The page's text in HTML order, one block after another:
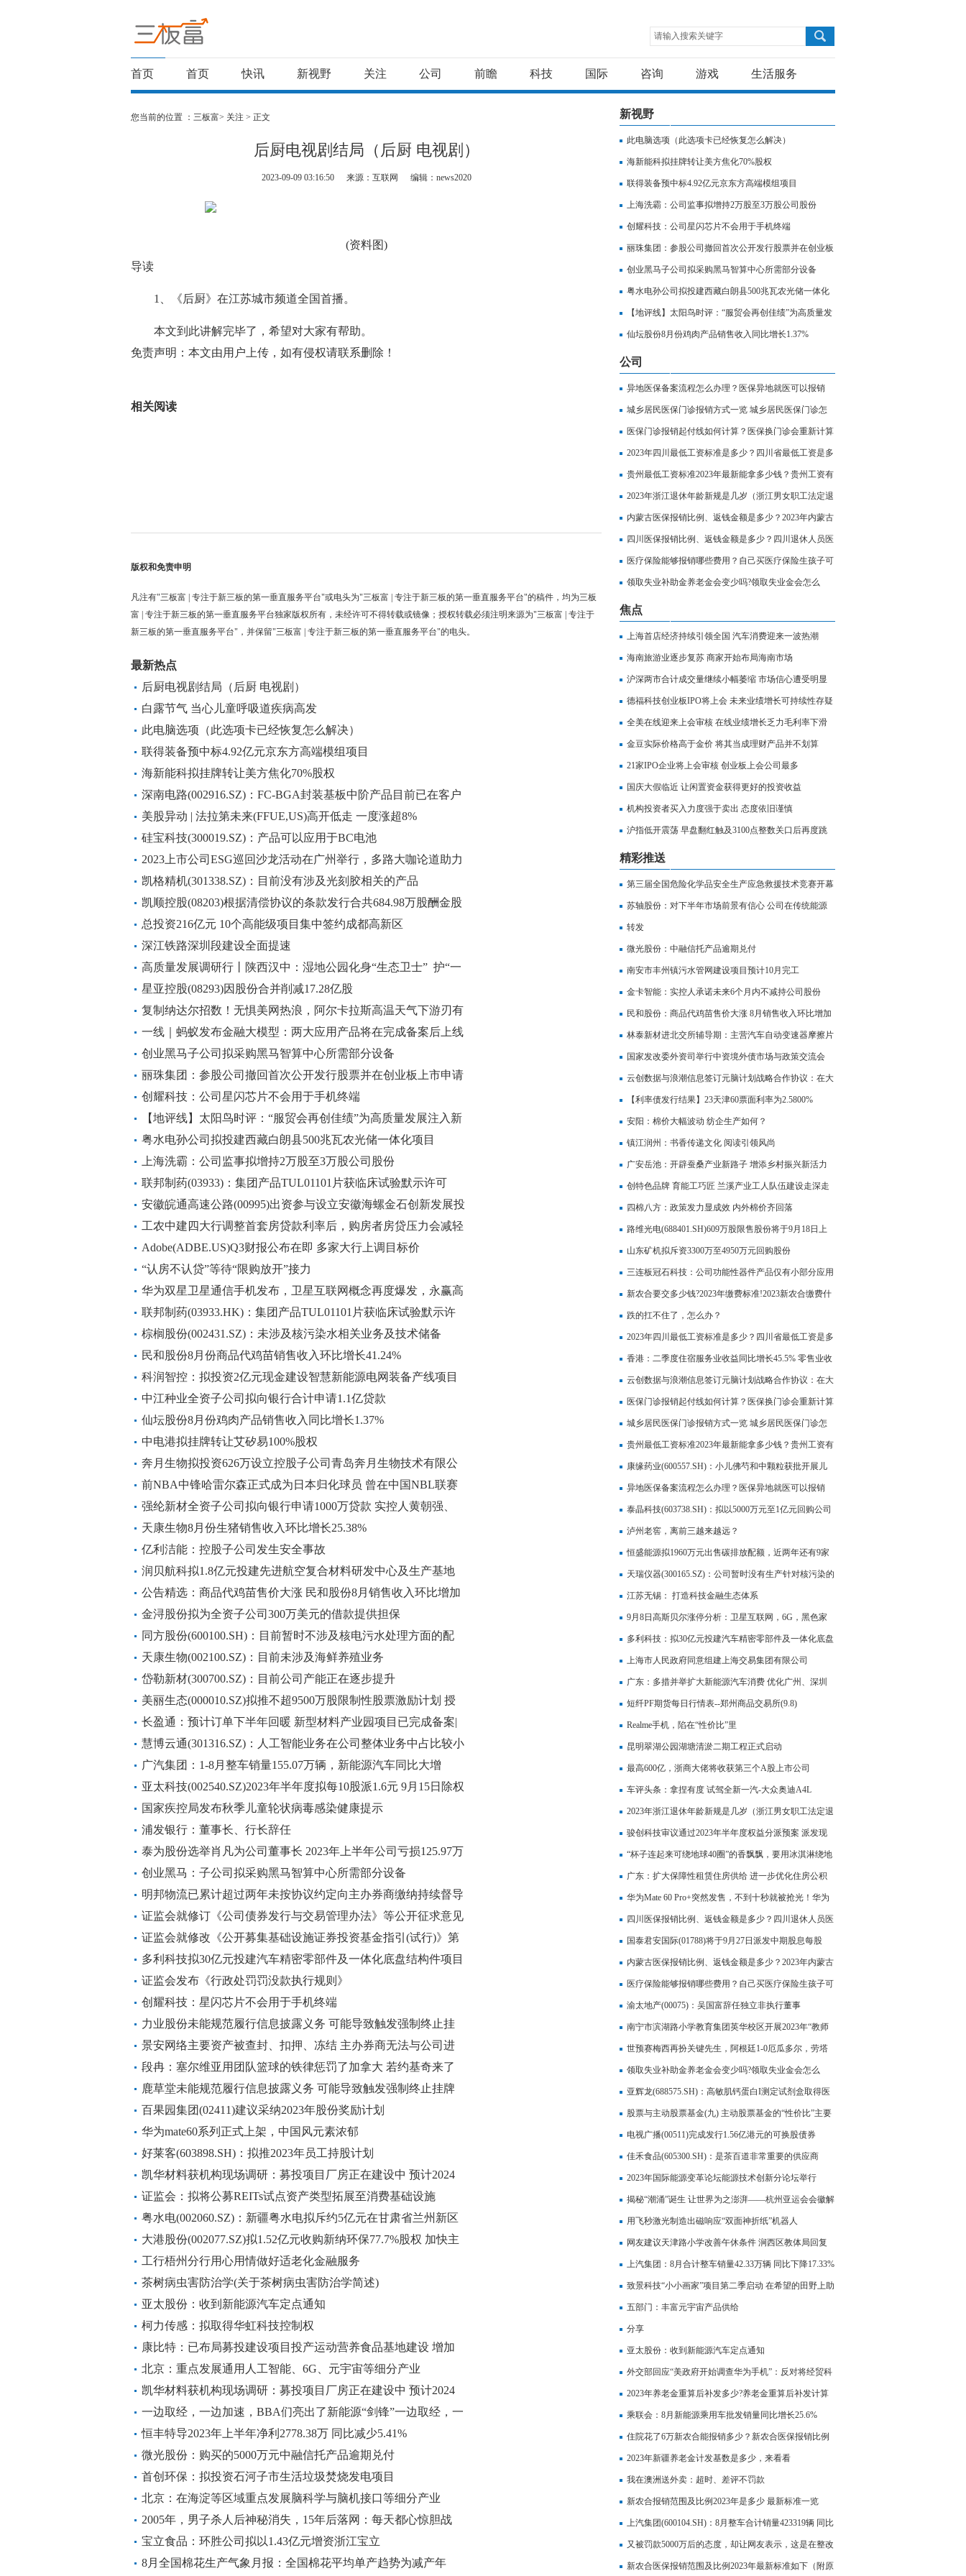
请输入搜索关键字
首页 首页 快讯 新视野 关注 公司 前瞻 科技 国际 咨询 游戏 生活服务
您当前的位置 ： 三板富> 关注 > 正文
后厨电视剧结局（后厨 电视剧）
2023-09-09 03:16:50 来源：互联网 编辑：news2020
(资料图)
导读
1、《后厨》在江苏城市频道全国首播。
本文到此讲解完毕了，希望对大家有帮助。
免责声明：本文由用户上传，如有侵权请联系删除！
相关阅读
版权和免责申明
凡注有"三板富 | 专注于新三板的第一垂直服务平台"或电头为"三板富 | 专注于新三板的第一垂直服务平台"的稿件，均为三板
富 | 专注于新三板的第一垂直服务平台独家版权所有，未经许可不得转载或镜像；授权转载必须注明来源为"三板富 | 专注于
新三板的第一垂直服务平台"，并保留"三板富 | 专注于新三板的第一垂直服务平台"的电头。
最新热点
后厨电视剧结局（后厨 电视剧）
白露节气 当心儿童呼吸道疾病高发
此电脑选项（此选项卡已经恢复怎么解决）
联得装备预中标4.92亿元京东方高端模组项目
海新能科拟挂牌转让美方焦化70%股权
深南电路(002916.SZ)：FC-BGA封装基板中阶产品目前已在客户
端顺利完成认证，部分中高阶产品已进入送样阶段
美股异动 | 法拉第未来(FFUE,US)高开低走 一度涨超8%
硅宝科技(300019.SZ)：产品可以应用于BC电池
2023上市公司ESG巡回沙龙活动在广州举行，多路大咖论道助力
乡村振兴
凯格精机(301338.SZ)：目前没有涉及光刻胶相关的产品
凯顺控股(08203)根据清偿协议的条款发行合共684.98万股酬金股
份
总投资216亿元 10个高能级项目集中签约成都高新区
深江铁路深圳段建设全面提速
高质量发展调研行丨陕西汉中：湿地公园化身“生态卫士” 护“一
泓清水永续北上”
星亚控股(08293)因股份合并削减17.28亿股
复制纳达尔招数！无惧美网热浪，阿尔卡拉斯高温天气下游刃有
余！
一线｜蚂蚁发布金融大模型：两大应用产品将在完成备案后上线
创业黑马子公司拟采购黑马智算中心所需部分设备
丽珠集团：参股公司撤回首次公开发行股票并在创业板上市申请
文件
创耀科技：公司星闪芯片不会用于手机终端
【地评线】太阳鸟时评：“服贸会再创佳绩”为高质量发展注入新
动力
粤水电孙公司拟投建西藏白朗县500兆瓦农光储一体化项目
上海洗霸：公司监事拟增持2万股至3万股公司股份
联邦制药(03933)：集团产品TUL01101片获临床试验默示许可
安徽皖通高速公路(00995)出资参与设立安徽海螺金石创新发展投
资基金
工农中建四大行调整首套房贷款利率后，购房者房贷压力会减轻
多少？
Adobe(ADBE.US)Q3财报公布在即 多家大行上调目标价
“认房不认贷”等待“限购放开”接力
华为双星卫星通信手机发布，卫星互联网概念再度爆发，永赢高
端装备经理称：中国星网建设加速，期待真正的“星辰大海”
联邦制药(03933.HK)：集团产品TUL01101片获临床试验默示许
可
棕榈股份(002431.SZ)：未涉及核污染水相关业务及技术储备
民和股份8月份商品代鸡苗销售收入环比增长41.24%
科润智控：拟投资2亿元现金建设智慧新能源电网装备产线项目
扩大产能及区域辐射能力
中江种业全资子公司拟向银行合计申请1.1亿贷款
仙坛股份8月份鸡肉产品销售收入同比增长1.37%
中电港拟挂牌转让艾矽易100%股权
奔月生物拟投资626万设立控股子公司青岛奔月生物技术有限公
司 持股62.6%
前NBA中锋哈雷尔森正式成为日本归化球员 曾在中国NBL联赛
打球
强纶新材全资子公司拟向银行申请1000万贷款 实控人黄朝强、
黄昊辰、方惠会提供连带责任保证
天康生物8月份生猪销售收入环比增长25.38%
亿利洁能：控股子公司发生安全事故
润贝航科拟1.8亿元投建先进航空复合材料研发中心及生产基地
公告精选：商品代鸡苗售价大涨 民和股份8月销售收入环比增加
41%
金浔股份拟为全资子公司300万美元的借款提供担保
同方股份(600100.SH)：目前暂时不涉及核电污水处理方面的配
套应用
天康生物(002100.SZ)：目前未涉及海鲜养殖业务
岱勒新材(300700.SZ)：目前公司产能正在逐步提升
美丽生态(000010.SZ)拟推不超9500万股限制性股票激励计划 授
予价格为1.51元/股
长盈通：预计订单下半年回暖 新型材料产业园项目已完成备案|
直击业绩会
慧博云通(301316.SZ)：人工智能业务在公司整体业务中占比较小
广汽集团：1-8月整车销量155.07万辆，新能源汽车同比大增
96.64%
亚太科技(002540.SZ)2023年半年度拟每10股派1.6元 9月15日除权
除息
国家疾控局发布秋季儿童轮状病毒感染健康提示
浦发银行：董事长、行长辞任
泰为股份选举肖凡为公司董事长 2023年上半年公司亏损125.97万
创业黑马：子公司拟采购黑马智算中心所需部分设备
明邦物流已累计超过两年未按协议约定向主办券商缴纳持续督导
费用
证监会就修订《公司债券发行与交易管理办法》等公开征求意见
证监会就修改《公开募集基础设施证券投资基金指引(试行)》第
五十条公开征求意见
多利科技拟30亿元投建汽车精密零部件及一体化底盘结构件项目
证监会发布《行政处罚罚没款执行规则》
创耀科技：星闪芯片不会用于手机终端
力业股份未能规范履行信息披露义务 可能导致触发强制终止挂
牌
景安网络主要资产被查封、扣押、冻结 主办券商无法与公司进
行日常沟通
段冉：塞尔维亚用团队篮球的铁律惩罚了加拿大 若约基奇来了
鹿草堂未能规范履行信息披露义务 可能导致触发强制终止挂牌
百果园集团(02411)建议采纳2023年股份奖励计划
华为mate60系列正式上架，中国风元素浓郁
好莱客(603898.SH)：拟推2023年员工持股计划
凯华材料获机构现场调研：募投项目厂房正在建设中 预计2024
年底建成投产
证监会：拟将公募REITs试点资产类型拓展至消费基础设施
粤水电(002060.SZ)：新疆粤水电拟斥约5亿元在甘肃省兰州新区
投资建设100兆瓦新能源发电项目
大港股份(002077.SZ)拟1.52亿元收购新纳环保77.7%股权 加快主
业战略布局
工行梧州分行用心用情做好适老化金融服务
茶树病虫害防治学(关于茶树病虫害防治学简述)
亚太股份：收到新能源汽车定点通知
柯力传感：拟取得华虹科技控制权
康比特：已布局募投建设项目投产运动营养食品基地建设 增加
不同剂型的产能
北京：重点发展通用人工智能、6G、元宇宙等细分产业
凯华材料获机构现场调研：募投项目厂房正在建设中 预计2024
年底建成投产
一边取经，一边加速，BBA们亮出了新能源“剑锋”一边取经，一
边加速，BBA们亮出了新能源“剑锋”一边取经，一边加速，BBA
们亮出了新能源“剑锋”
恒丰特导2023年上半年净利2778.38万 同比减少5.41%
微光股份：购买的5000万元中融信托产品逾期兑付
首创环保：拟投资石河子市生活垃圾焚烧发电项目
北京：在海淀等区域重点发展脑科学与脑机接口等细分产业
2005年，男子杀人后神秘消失，15年后落网：每天都心惊胆战
宝立食品：环胜公司拟以1.43亿元增资浙江宝立
8月全国棉花生产气象月报：全国棉花平均单产趋势为减产年
新视野
此电脑选项（此选项卡已经恢复怎么解决）
海新能科拟挂牌转让美方焦化70%股权
联得装备预中标4.92亿元京东方高端模组项目
上海洗霸：公司监事拟增持2万股至3万股公司股份
创耀科技：公司星闪芯片不会用于手机终端
丽珠集团：参股公司撤回首次公开发行股票并在创业板
上市申请文件
创业黑马子公司拟采购黑马智算中心所需部分设备
粤水电孙公司拟投建西藏白朗县500兆瓦农光储一体化
项目
【地评线】太阳鸟时评：“服贸会再创佳绩”为高质量发
展注入新动力
仙坛股份8月份鸡肉产品销售收入同比增长1.37%
公司
异地医保备案流程怎么办理？医保异地就医可以报销
吗？
城乡居民医保门诊报销方式一览 城乡居民医保门诊怎
么报销?
医保门诊报销起付线如何计算？医保换门诊会重新计算
吗？
2023年四川最低工资标准是多少？四川省最低工资是多
少钱一个月？
贵州最低工资标准2023年最新能拿多少钱？贵州工资有
最低工资标准吗？
2023年浙江退休年龄新规是几岁（浙江男女职工法定退
休年龄）
内蒙古医保报销比例、返钱金额是多少？2023年内蒙古
退休人员医保新规
四川医保报销比例、返钱金额是多少？四川退休人员医
保新规2023年最新标准
医疗保险能够报销哪些费用？自己买医疗保险生孩子可
以报销吗？
领取失业补助金养老金会变少吗?领取失业金会怎么
样？
焦点
上海首店经济持续引领全国 汽车消费迎来一波热潮
海南旅游业逐步复苏 商家开始布局海南市场
沪深两市合计成交量继续小幅萎缩 市场信心遭受明显
打击
德福科技创业板IPO将上会 未来业绩增长可持续性存疑
全美在线迎来上会审核 在线业绩增长乏力毛利率下滑
金豆实际价格高于金价 将其当成理财产品并不划算
21家IPO企业将上会审核 创业板上会公司最多
国庆大假临近 让闲置资金获得更好的投资收益
机构投资者买入力度强于卖出 态度依旧谨慎
沪指低开震荡 早盘翻红触及3100点整数关口后再度跳
水
精彩推送
第三届全国危险化学品安全生产应急救援技术竞赛开幕
苏轴股份：对下半年市场前景有信心 公司在传统能源
车厂和新能源车厂都有供货
转发
微光股份：中融信托产品逾期兑付
南安市丰州镇污水管网建设项目预计10月完工
金卡智能：实控人承诺未来6个月内不减持公司股份
民和股份：商品代鸡苗售价大涨 8月销售收入环比增加
41%
林泰新材进北交所辅导期：主营汽车自动变速器摩擦片
研产销 上半年净利增速达138%
国家发改委外资司举行中资境外债市场与政策交流会
云创数据与浪潮信息签订元脑计划战略合作协议：在大
模型开发等方向进行深入的技术合作
【利率债发行结果】23天津60票面利率为2.5800%
安阳：棉价大幅波动 纺企生产如何？
镇江润州：书香传递文化 阅读引领风尚
广安岳池：开辟蚕桑产业新路子 增添乡村振兴新活力
创特色品牌 育能工巧匠 兰溪产业工人队伍建设走深走
实
四棉八方：政策发力显成效 内外棉价齐回落
路维光电(688401.SH)609万股限售股份将于9月18日上
市流通
山东矿机拟斥资3300万至4950万元回购股份
三连板冠石科技：公司功能性器件产品仅有小部分应用
于华为手机 华为并非公司直接客户
新农合要交多少钱?2023年缴费标准!2023新农合缴费什
么时候开始和截止?
跌的扛不住了，怎么办？
2023年四川最低工资标准是多少？四川省最低工资是多
少钱一个月？
香港：二季度住宿服务业收益同比增长45.5% 零售业收
益同比增长17.5%
云创数据与浪潮信息签订元脑计划战略合作协议：在大
模型开发等方向进行深入的技术合作
医保门诊报销起付线如何计算？医保换门诊会重新计算
吗？
城乡居民医保门诊报销方式一览 城乡居民医保门诊怎
么报销?
贵州最低工资标准2023年最新能拿多少钱？贵州工资有
最低工资标准吗？
康缘药业(600557.SH)：小儿佛芍和中颗粒获批开展儿
童功能性腹痛气机阻滞证的临床试验
异地医保备案流程怎么办理？医保异地就医可以报销
吗？
泰晶科技(603738.SH)：拟以5000万元至1亿元回购公司
股份
泸州老窖，离前三越来越远？
​恒盛能源拟1960万元出售碳排放配额，近两年还有9家
公司以此获益
天瑞仪器(300165.SZ)：公司暂时没有生产针对核污染的
检测产品
江苏无锡： 打造科技金融生态体系
9月8日高斯贝尔涨停分析：卫星互联网，6G，黑色家
电概念热股
多利科技：拟30亿元投建汽车精密零部件及一体化底盘
结构件项目
上海市人民政府同意组建上海交易集团有限公司
广东：多措并举扩大新能源汽车消费 优化广州、深圳
汽车限购政策
短纤PF期货每日行情表--郑州商品交易所(9.8)
Realme手机，陷在“性价比”里
昆明翠湖公园湖塘清淤二期工程正式启动
最高600亿，浙商大佬将收获第三个A股上市公司
车评头条：拿捏有度 试驾全新一汽-大众奥迪A4L
2023年浙江退休年龄新规是几岁（浙江男女职工法定退
休年龄）
骏创科技审议通过2023年半年度权益分派预案 派发现
金红利1987万元
“杯子连起来可绕地球40圈”的香飘飘，要用冰淇淋绕地
球了
广东：扩大保障性租赁住房供给 进一步优化住房公积
金使用范围
华为Mate 60 Pro+突然发售，不到十秒就被抢光！华为
概念股大涨
四川医保报销比例、返钱金额是多少？四川退休人员医
保新规2023年最新标准
国泰君安国际(01788)将于9月27日派发中期股息每股
0.01港元
内蒙古医保报销比例、返钱金额是多少？2023年内蒙古
退休人员医保新规
医疗保险能够报销哪些费用？自己买医疗保险生孩子可
以报销吗？
渝太地产(00075)：吴国富辞任独立非执行董事
南宁市滨湖路小学教育集团英华校区开展2023年“教师
节·爱生日”主题活动
世预赛梅西再扮关键先生，阿根廷1-0厄瓜多尔，劳塔
罗成反面典型
领取失业补助金养老金会变少吗?领取失业金会怎么
样？
亚辉龙(688575.SH)：高敏肌钙蛋白I测定试剂盒取得医
疗器械注册证
股票与主动股票基金(九) 主动股票基金的“性价比”主要
看什么?
电视广播(00511)完成发行1.56亿港元的可换股债券
佳禾食品(605300.SH)：是茶百道非常重要的供应商
2023年国际能源变革论坛能源技术创新分论坛举行
揭秘“潮涌”诞生 让世界为之澎湃——杭州亚运会会徽解
读系列
用飞秒激光制造出磁响应“双面神折纸”机器人
网友建议天津路小学改善午休条件 涧西区教体局回复
上汽集团：8月合计整车销量42.33万辆 同比下降17.33%
致景科技“小小画家”项目第二季启动 在希望的田野上助
力梦想绽放
五部门：丰富元宇宙产品供给
分享
亚太股份：收到新能源汽车定点通知
外交部回应“美政府开始调查华为手机”：反对将经贸科
技问题政治化
2023年养老金重算后补发多少?养老金重算后补发计算
公式附案例
乘联会：8月新能源乘用车批发销量同比增长25.6%
住院花了6万新农合能报销多少？新农合医保报销比例
2023年最新标准
2023年新疆养老金计发基数是多少，来看看
我在澳洲送外卖：超时、差评不罚款
新农合报销范围及比例2023年是多少 最新标准一览
上汽集团(600104.SH)：8月整车合计销量423319辆 同比
下降17.33%
又被罚款5000万后的态度，却让网友表示，这是在整改
和检讨吗？
新农合医保报销范围及比例2023年最新标准如下（附原